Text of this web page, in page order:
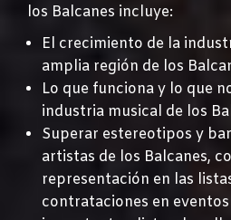
los Balcanes incluye:
El crecimiento de la
amplia región de los
Lo que funciona y lo que
industria musical de los
Superar estereotipos y
artistas de los Balcanes,
representación en las
contrataciones en